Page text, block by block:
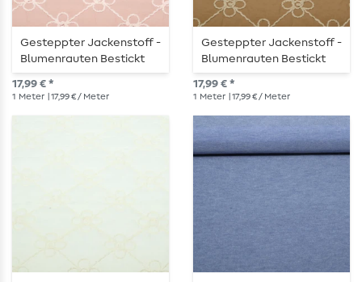
Gesteppter Jackenstoff -
Blumenrauten Bestickt
Rosa
17,99 € *
1 Meter | 17,99 € / Meter
Gesteppter Jackenstoff -
Blumenrauten Bestickt
Karamellbraun
17,99 € *
1 Meter | 17,99 € / Meter